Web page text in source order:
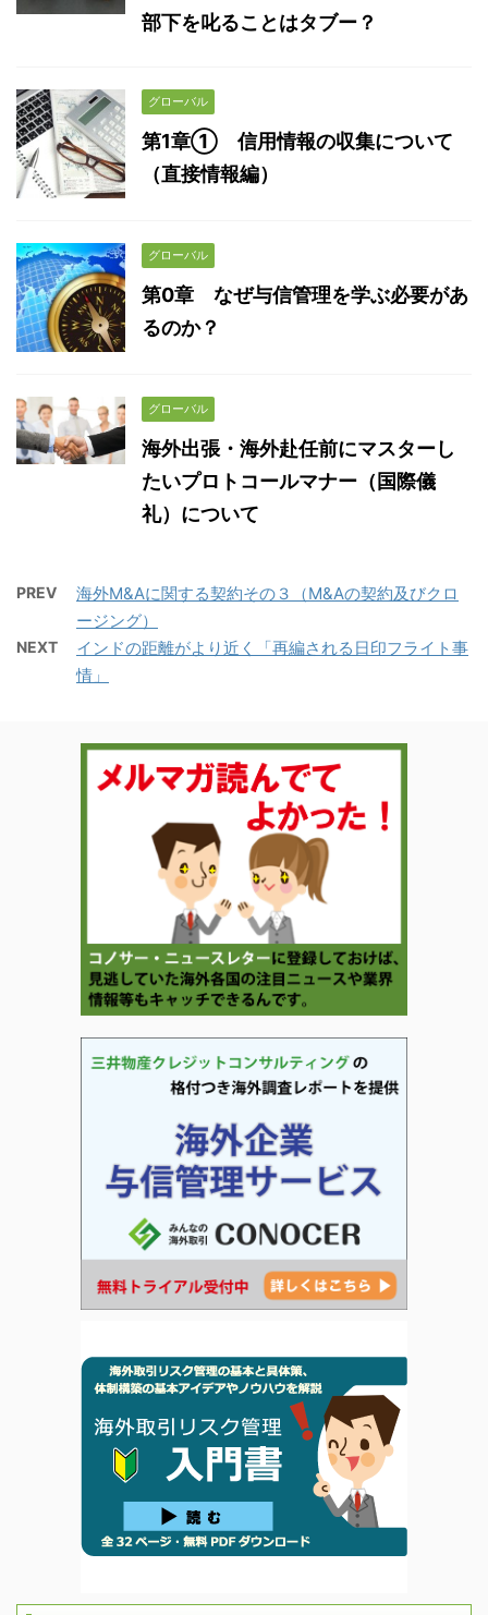
部下を叱ることはタブー？
グローバル
第1章① 信用情報の収集について
（直接情報編）
グローバル
第0章 なぜ与信管理を学ぶ必要があ
るのか？
グローバル
海外出張・海外赴任前にマスターし
たいプロトコールマナー（国際儀
礼）について
PREV
海外M&Aに関する契約その３（M&Aの契約及びクロ
ージング）
NEXT
インドの距離がより近く「再編される日印フライト事
情」